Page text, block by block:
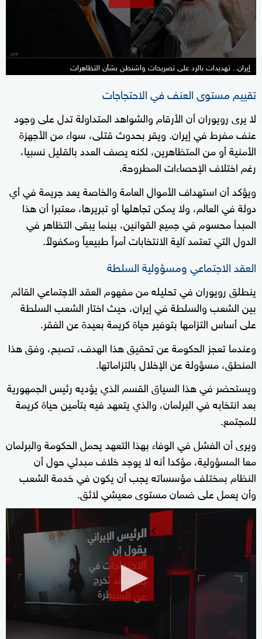
إيران.. تهديدات بالرد على تصريحات واشنطن بشأن التظاهرات
تقييم مستوى العنف في الاحتجاجات
لا يرى رويوران أن الأرقام والشواهد المتداولة تدل على وجود
عنف مفرط في إيران. ويقر بحدوث قتلى، سواء من الأجهزة
الأمنية أو من المتظاهرين، لكنه يصف العدد بالقليل نسبيا،
رغم اختلاف الإحصاءات المطروحة.
ويؤكد أن استهداف الأموال العامة والخاصة يعد جريمة في أي
دولة في العالم، ولا يمكن تجاهلها أو تبريرها، معتبرا أن هذا
المبدأ محسوم في جميع القوانين، بينما يبقى التظاهر في
الدول التي تعتمد آلية الانتخابات أمراً طبيعياً ومكفولاً.
العقد الاجتماعي ومسؤولية السلطة
ينطلق رويوران في تحليله من مفهوم العقد الاجتماعي القائم
بين الشعب والسلطة في إيران، حيث اختار الشعب السلطة
على أساس التزامها بتوفير حياة كريمة بعيدة عن الفقر.
وعندما تعجز الحكومة عن تحقيق هذا الهدف، تصبح، وفق هذا
المنطق، مسؤولة عن الإخلال بالتزاماتها.
ويستحضر في هذا السياق القسم الذي يؤديه رئيس الجمهورية
بعد انتخابه في البرلمان، والذي يتعهد فيه بتأمين حياة كريمة
للمجتمع.
ويرى أن الفشل في الوفاء بهذا التعهد يحمل الحكومة والبرلمان
معا المسؤولية، مؤكدا أنه لا يوجد خلاف مبدئي حول أن
النظام بمختلف مؤسساته يجب أن يكون في خدمة الشعب
وأن يعمل على ضمان مستوى معيشي لائق.
seconds
of
15
minutes,
seconds